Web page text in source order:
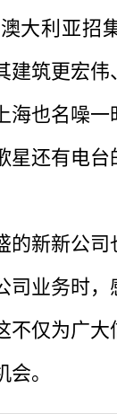
大利亚招
建筑更宏
海也名噪
星还有电
新新公司
业务时，
不仅为广
。